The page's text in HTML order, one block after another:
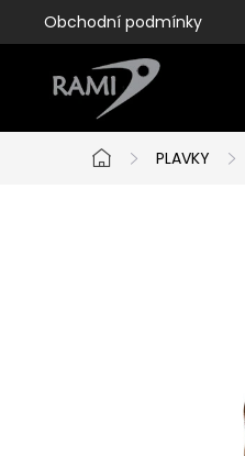
na
Obchodní podmínky
Domů
PLAVKY